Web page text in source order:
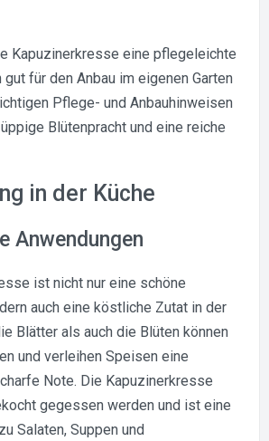
Kapuzinerkresse eine pflegeleichte
für den Anbau im eigenen Garten
Pflege- und Anbauhinweisen
Blütenpracht und eine reiche
in der Küche
Anwendungen
ist nicht nur eine schöne
auch eine köstliche Zutat in der
Blätter als auch die Blüten können
und verleihen Speisen eine
Note. Die Kapuzinerkresse
gegessen werden und ist eine
Salaten, Suppen und